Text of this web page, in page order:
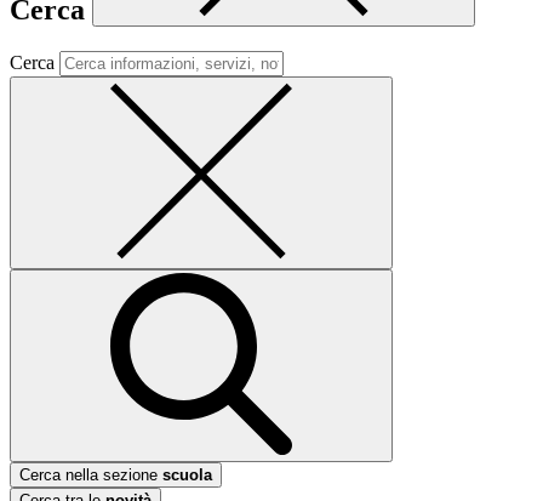
Cerca
Cerca
Cerca nella sezione scuola